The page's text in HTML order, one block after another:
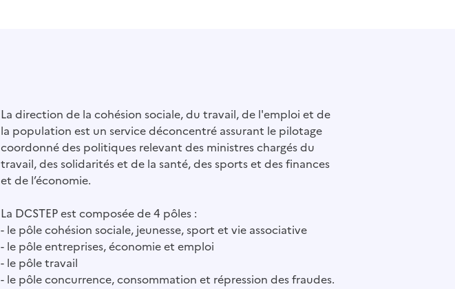
La direction de la cohésion sociale, du travail, de l'emploi et de
la population est un service déconcentré assurant le pilotage
coordonné des politiques relevant des ministres chargés du
travail, des solidarités et de la santé, des sports et des finances
et de l’économie.
La DCSTEP est composée de 4 pôles :
- le pôle cohésion sociale, jeunesse, sport et vie associative
- le pôle entreprises, économie et emploi
- le pôle travail
- le pôle concurrence, consommation et répression des fraudes.